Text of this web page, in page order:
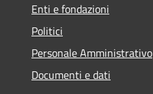
Enti e fondazioni
Politici
Personale Amministrativo
Documenti e dati